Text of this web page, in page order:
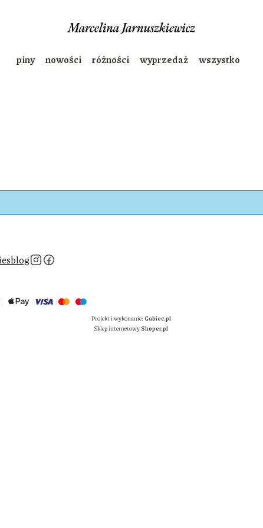
piny nowości różności wyprzedaż wszystko
blog
Projekt i wykonanie: Gabiec.pl
Sklep internetowy Shoper.pl